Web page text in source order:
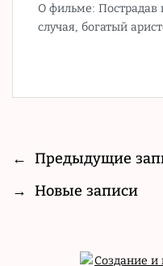
О фильме: Пострадав
случая, богатый
←
Предыдущие
→
Новые записи